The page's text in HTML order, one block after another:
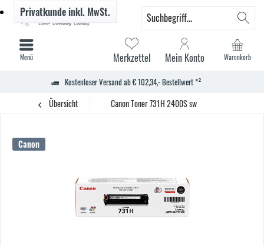
Kostenloser Versand ab € 102,34,- Bestellwert *²
Warenkorb
Merkzettel Mein Konto
Privatkundeinkl. MwSt.
Menü
Übersicht Canon Toner 731H 2400S sw
Canon